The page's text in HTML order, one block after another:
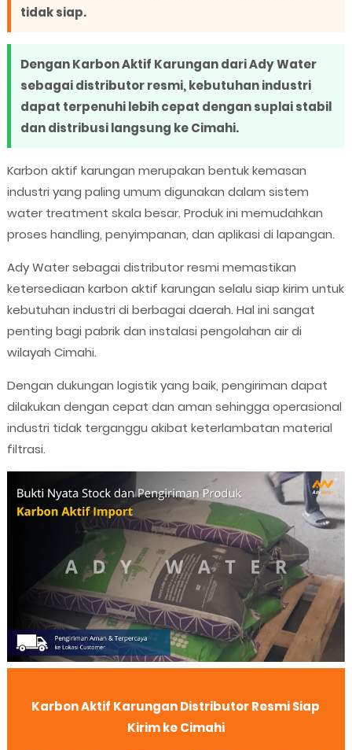
tidak siap.
Dengan Karbon Aktif Karungan dari Ady Water
sebagai distributor resmi, kebutuhan industri
dapat terpenuhi lebih cepat dengan suplai stabil
dan distribusi langsung ke Cimahi.
Karbon aktif karungan merupakan bentuk kemasan
industri yang paling umum digunakan dalam sistem
water treatment skala besar. Produk ini memudahkan
proses handling, penyimpanan, dan aplikasi di lapangan.
Ady Water sebagai distributor resmi memastikan
ketersediaan karbon aktif karungan selalu siap kirim untuk
kebutuhan industri di berbagai daerah. Hal ini sangat
penting bagi pabrik dan instalasi pengolahan air di
wilayah Cimahi.
Dengan dukungan logistik yang baik, pengiriman dapat
dilakukan dengan cepat dan aman sehingga operasional
industri tidak terganggu akibat keterlambatan material
filtrasi.
Karbon Aktif Karungan Distributor Resmi Siap
Kirim ke Cimahi